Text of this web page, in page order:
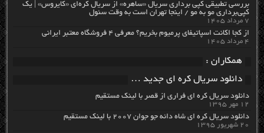
بررسی تطبیقی کپی برداری سریال «ساهره» از سریال کره‌ای «کایروس» | یک
کپی‌برداری مو به مو / اینجا تهران است به وقت سئول
۷ مرداد ۱۴۰۵
از کجا اکانت اسپاتیفای پرمیوم بخریم؟ معرفی ۴ فروشگاه معتبر ایرانی
۴ مرداد ۱۴۰۵
همکاران :
دانلود سریال کره ای جدید …
دانلود سریال کره ای فراری از قصر با لینک مستقیم
۱۲ مهر ۱۳۹۵
دانلود سریال کره ای شاه دائه جو جوان ۲۰۰۷ با لینک مستقیم
۲۰ شهریور ۱۳۹۵